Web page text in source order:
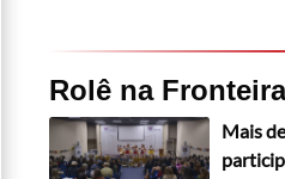
Rolê na Fronteira
Mais